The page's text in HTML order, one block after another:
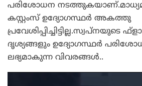
പരിശോധന
കസ്റ്റംസ് ഉദ്യോഗസ്ഥർ അകത്തു
പ്രവേശിപ്പിച്ചിട്ടില്ല.സ്വപ്നയുടെ
ദൃശ്യങ്ങളും ഉദ്യോഗസ്ഥർ
ലഭ്യമാകുന്ന വിവരങ്ങൾ..